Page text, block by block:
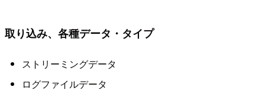
取り込み、各種データ・タイプ
ストリーミングデータ
ログファイルデータ